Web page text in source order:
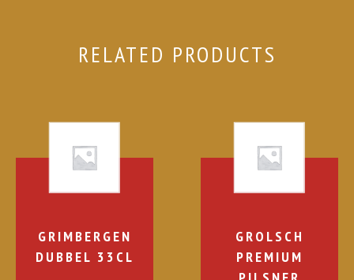
RELATED PRODUCTS
GRIMBERGEN
DUBBEL 33CL
GROLSCH
PREMIUM